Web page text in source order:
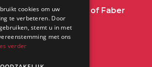
vraag over Dimplex of Faber
Haarden?
Klik dan hier
Kantoor:
Saturnus 8
cookies om uw
te verbeteren. Door
stemt u in met
met ons
verder